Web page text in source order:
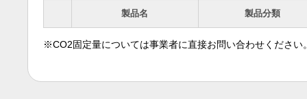
製品名 製品分類
※CO2固定量については事業者に直接お問い合わせください